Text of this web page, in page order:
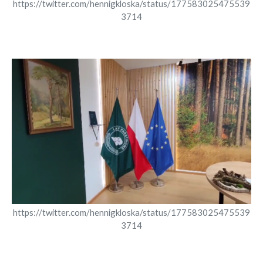
https://twitter.com/hennigkloska/status/177583025475539
3714
https://twitter.com/hennigkloska/status/177583025475539
3714